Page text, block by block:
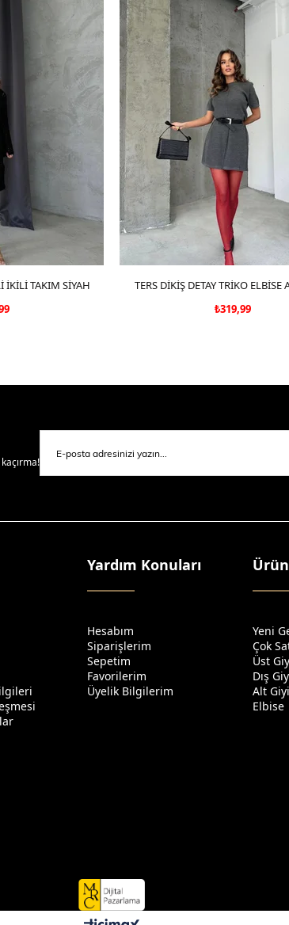
İKİLİ TAKIM SİYAH
SEPETE EKLE
TERS DİKİŞ DETAY TRİKO ELBİSE
₺319,99
Yardım Konuları
Hesabım
Siparişlerim
Sepetim
Favorilerim
Üyelik Bilgilerim
Yeni
Çok
Üst
Dış
Alt
Elbise